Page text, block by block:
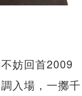
妨回首2009
入場，一擲千